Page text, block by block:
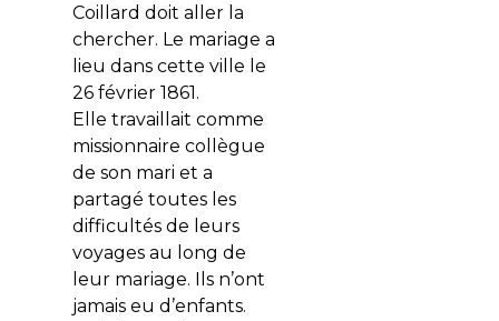
Coillard doit aller la
chercher. Le mariage a
lieu dans cette ville le
26 février 1861.
Elle travaillait comme
missionnaire collègue
de son mari et a
partagé toutes les
difficultés de leurs
voyages au long de
leur mariage. Ils n’ont
jamais eu d’enfants.